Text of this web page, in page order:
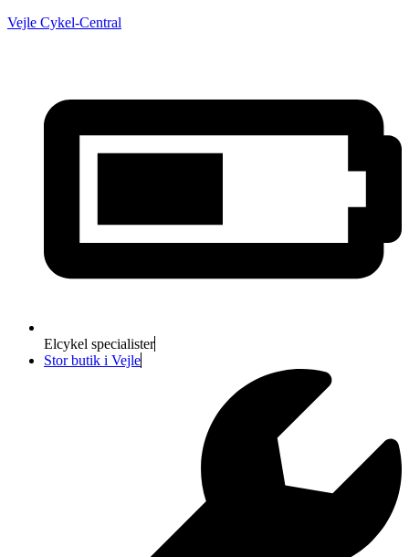
Vejle Cykel-Central
Elcykel specialister
Stor butik i Vejle